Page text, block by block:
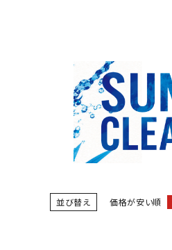
アイテムから選ぶ
ブランドから選ぶ
SALE品はこちら
並び替え 価格が安い順